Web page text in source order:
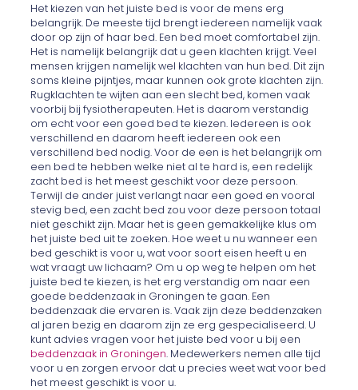
Het kiezen van het juiste bed is voor de mens erg
belangrijk. De meeste tijd brengt iedereen namelijk vaak
door op zijn of haar bed. Een bed moet comfortabel zijn.
Het is namelijk belangrijk dat u geen klachten krijgt. Veel
mensen krijgen namelijk wel klachten van hun bed. Dit zijn
soms kleine pijntjes, maar kunnen ook grote klachten zijn.
Rugklachten te wijten aan een slecht bed, komen vaak
voorbij bij fysiotherapeuten. Het is daarom verstandig
om echt voor een goed bed te kiezen. Iedereen is ook
verschillend en daarom heeft iedereen ook een
verschillend bed nodig. Voor de een is het belangrijk om
een bed te hebben welke niet al te hard is, een redelijk
zacht bed is het meest geschikt voor deze persoon.
Terwijl de ander juist verlangt naar een goed en vooral
stevig bed, een zacht bed zou voor deze persoon totaal
niet geschikt zijn. Maar het is geen gemakkelijke klus om
het juiste bed uit te zoeken. Hoe weet u nu wanneer een
bed geschikt is voor u, wat voor soort eisen heeft u en
wat vraagt uw lichaam? Om u op weg te helpen om het
juiste bed te kiezen, is het erg verstandig om naar een
goede beddenzaak in Groningen te gaan. Een
beddenzaak die ervaren is. Vaak zijn deze beddenzaken
al jaren bezig en daarom zijn ze erg gespecialiseerd. U
kunt advies vragen voor het juiste bed voor u bij een
beddenzaak in Groningen. Medewerkers nemen alle tijd
voor u en zorgen ervoor dat u precies weet wat voor bed
het meest geschikt is voor u.